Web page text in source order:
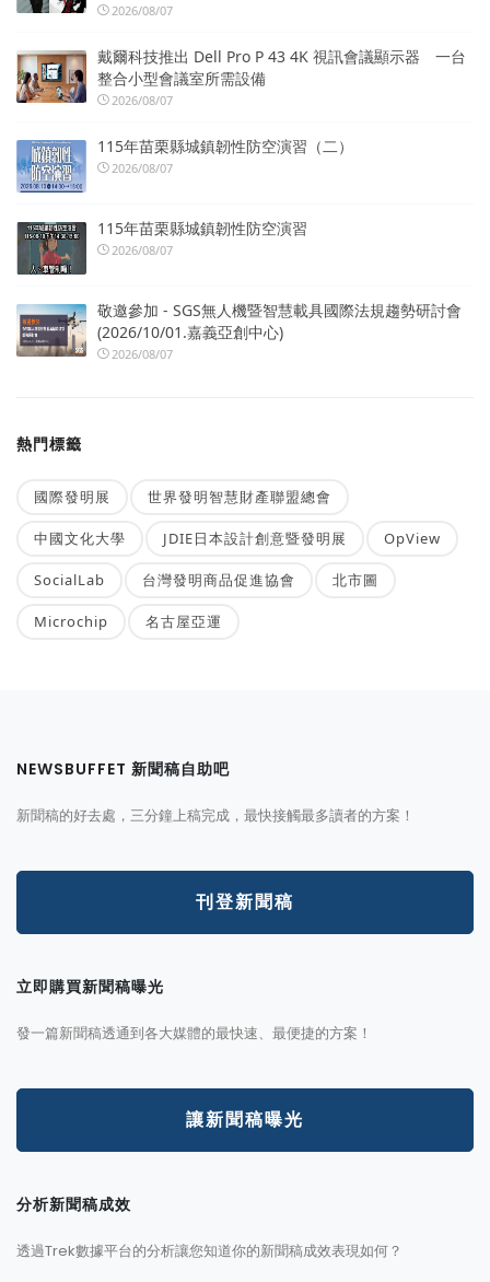
2026/08/07
戴爾科技推出 Dell Pro P 43 4K 視訊會議顯示器 一台
整合小型會議室所需設備
2026/08/07
115年苗栗縣城鎮韌性防空演習（二）
2026/08/07
115年苗栗縣城鎮韌性防空演習
2026/08/07
敬邀參加 - SGS無人機暨智慧載具國際法規趨勢研討會
(2026/10/01.嘉義亞創中心)
2026/08/07
熱門標籤
國際發明展 世界發明智慧財產聯盟總會
中國文化大學 JDIE日本設計創意暨發明展 OpView
SocialLab 台灣發明商品促進協會 北市圖
Microchip 名古屋亞運
NEWSBUFFET 新聞稿自助吧
新聞稿的好去處，三分鐘上稿完成，最快接觸最多讀者的方案！
刊登新聞稿
立即購買新聞稿曝光
發一篇新聞稿透通到各大媒體的最快速、最便捷的方案！
讓新聞稿曝光
分析新聞稿成效
透過Trek數據平台的分析讓您知道你的新聞稿成效表現如何？